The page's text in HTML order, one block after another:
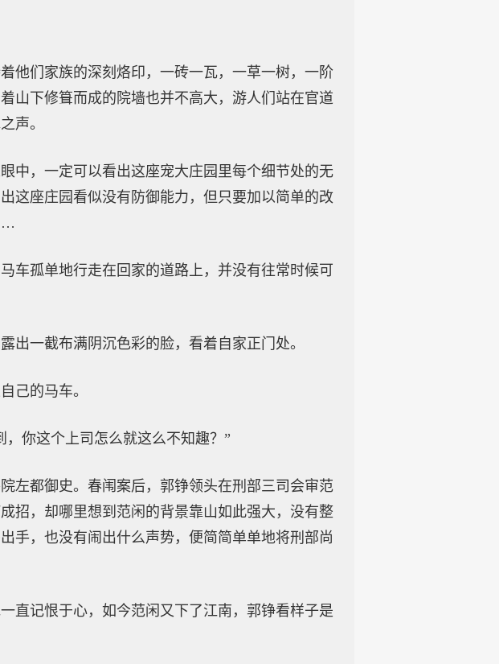
他们家族的深刻烙印，一砖一瓦，一草一树，一阶
山下修箿而成的院墙也并不高大，游人们站在官道
声。
中，一定可以看出这座宠大庄园里每个细节处的无
这座庄园看似没有防御能力，但只要加以简单的改
车孤单地行走在回家的道路上，并没有往常时候可
出一截布满阴沉色彩的脸，看着自家正门处。
己的马车。
你这个上司怎么就这么不知趣？”
左都御史。春闱案后，郭铮领头在刑部三司会审范
招，却哪里想到范闲的背景靠山如此强大，没有整
手，也没有闹出什么声势，便简简单单地将刑部尚
直记恨于心，如今范闲又下了江南，郭铮看样子是